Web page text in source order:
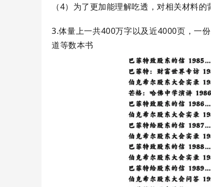
（4）为了更加能理解吃透，对相关材料
3.体量上一共400万字以及近4000页，一
道等数本书